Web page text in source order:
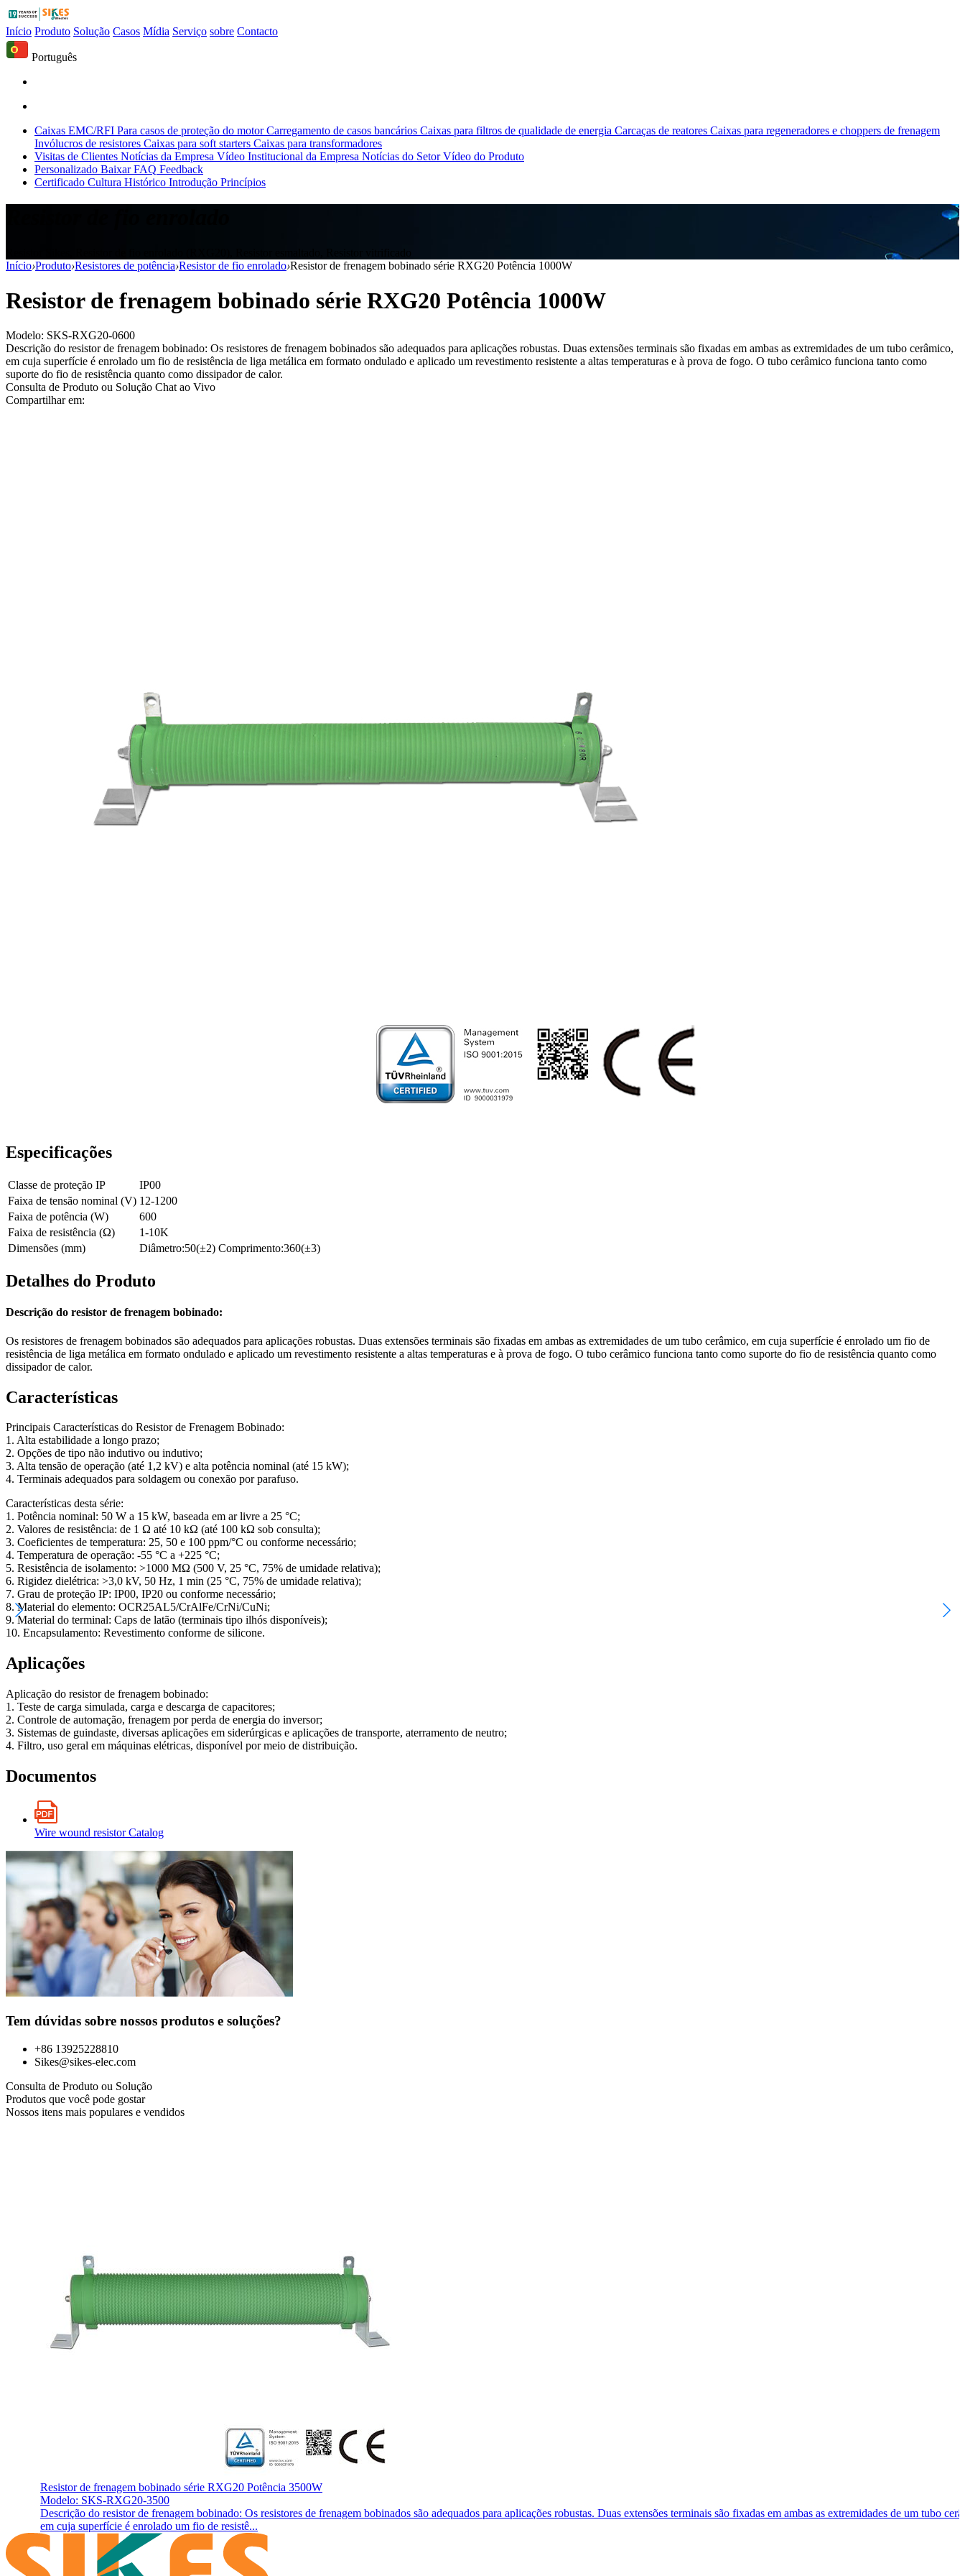
Início Produto Solução Casos Mídia Serviço sobre Contacto
Português
Caixas EMC/RFI Para casos de proteção do motor Carregamento de casos bancários Caixas para filtros de qualidade de energia Carcaças de reatores Caixas para regeneradores e choppers de frenagem
Invólucros de resistores Caixas para soft starters Caixas para transformadores
Visitas de Clientes Notícias da Empresa Vídeo Institucional da Empresa Notícias do Setor Vídeo do Produto
Personalizado Baixar FAQ Feedback
Certificado Cultura Histórico Introdução Princípios
Início›Produto›Resistores de potência›Resistor de fio enrolado›Resistor de frenagem bobinado série RXG20 Potência 1000W
Resistor de frenagem bobinado série RXG20 Potência 1000W
Modelo: SKS-RXG20-0600
Descrição do resistor de frenagem bobinado: Os resistores de frenagem bobinados são adequados para aplicações robustas. Duas extensões terminais são fixadas em ambas as extremidades de um tubo cerâmico,
em cuja superfície é enrolado um fio de resistência de liga metálica em formato ondulado e aplicado um revestimento resistente a altas temperaturas e à prova de fogo. O tubo cerâmico funciona tanto como
suporte do fio de resistência quanto como dissipador de calor.
Consulta de Produto ou Solução Chat ao Vivo
Compartilhar em:
Especificações
Classe de proteção IP
IP00
Faixa de tensão nominal (V) 12-1200
Faixa de potência (W)
600
Faixa de resistência (Ω)
1-10K
Dimensões (mm)
Diâmetro:50(±2) Comprimento:360(±3)
Detalhes do Produto
Descrição do resistor de frenagem bobinado:
Os resistores de frenagem bobinados são adequados para aplicações robustas. Duas extensões terminais são fixadas em ambas as extremidades de um tubo cerâmico, em cuja superfície é enrolado um fio de
resistência de liga metálica em formato ondulado e aplicado um revestimento resistente a altas temperaturas e à prova de fogo. O tubo cerâmico funciona tanto como suporte do fio de resistência quanto como
dissipador de calor.
Características
Principais Características do Resistor de Frenagem Bobinado:
1. Alta estabilidade a longo prazo;
2. Opções de tipo não indutivo ou indutivo;
3. Alta tensão de operação (até 1,2 kV) e alta potência nominal (até 15 kW);
4. Terminais adequados para soldagem ou conexão por parafuso.
Características desta série:
1. Potência nominal: 50 W a 15 kW, baseada em ar livre a 25 °C;
2. Valores de resistência: de 1 Ω até 10 kΩ (até 100 kΩ sob consulta);
3. Coeficientes de temperatura: 25, 50 e 100 ppm/°C ou conforme necessário;
4. Temperatura de operação: -55 °C a +225 °C;
5. Resistência de isolamento: >1000 MΩ (500 V, 25 °C, 75% de umidade relativa);
6. Rigidez dielétrica: >3,0 kV, 50 Hz, 1 min (25 °C, 75% de umidade relativa);
7. Grau de proteção IP: IP00, IP20 ou conforme necessário;
8. Material do elemento: OCR25AL5/CrAlFe/CrNi/CuNi;
9. Material do terminal: Caps de latão (terminais tipo ilhós disponíveis);
10. Encapsulamento: Revestimento conforme de silicone.
Aplicações
Aplicação do resistor de frenagem bobinado:
1. Teste de carga simulada, carga e descarga de capacitores;
2. Controle de automação, frenagem por perda de energia do inversor;
3. Sistemas de guindaste, diversas aplicações em siderúrgicas e aplicações de transporte, aterramento de neutro;
4. Filtro, uso geral em máquinas elétricas, disponível por meio de distribuição.
Documentos
Wire wound resistor Catalog
Tem dúvidas sobre nossos produtos e soluções?
+86 13925228810
Sikes@sikes-elec.com
Consulta de Produto ou Solução
Produtos que você pode gostar
Nossos itens mais populares e vendidos
Resistor de frenagem bobinado série RXG20 Potência 3500W
Modelo: SKS-RXG20-3500
Descrição do resistor de frenagem bobinado: Os resistores de frenagem bobinados são adequados para aplicações robustas. Duas extensões terminais são fixadas em ambas as extremidades de um tubo
em cuja superfície é enrolado um fio de resistê...